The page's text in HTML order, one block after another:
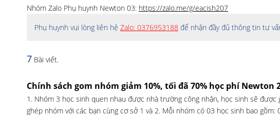
Nhóm Zalo Phụ huynh Newton 03: https://zalo.me/g/eacish207
Phụ huynh vui lòng liên hệ Zalo: 0376953188 để nhận đầy đủ thông tin tư
7 Bài viết.
Chính sách gom nhóm giảm 10%, tối đã 70% học phí Newton
1. Nhóm 3 học sinh quen nhau được nhà trường công nhận, học sinh sẽ
ghép nhóm với các bạn cùng cơ sở 1 và 2. Mỗi nhóm có 03 học sinh bao